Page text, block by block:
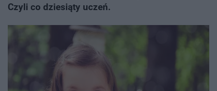
Czyli co dziesiąty uczeń.